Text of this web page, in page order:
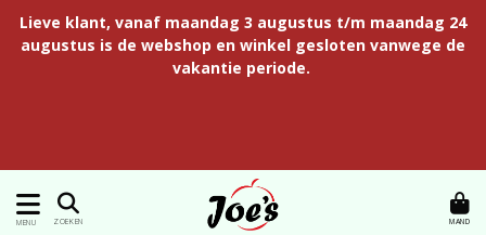
Lieve klant, vanaf maandag 3 augustus t/m maandag 24
augustus is de webshop en winkel gesloten vanwege de
vakantie periode.
MENU ZOEKEN MAND